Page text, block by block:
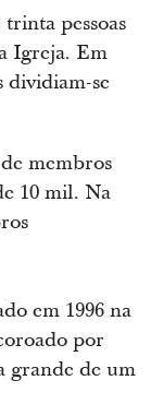
pessoas
Igreja. Em
dividiam-se
membros
10 mil. Na
em 1996 na
por
grande de um